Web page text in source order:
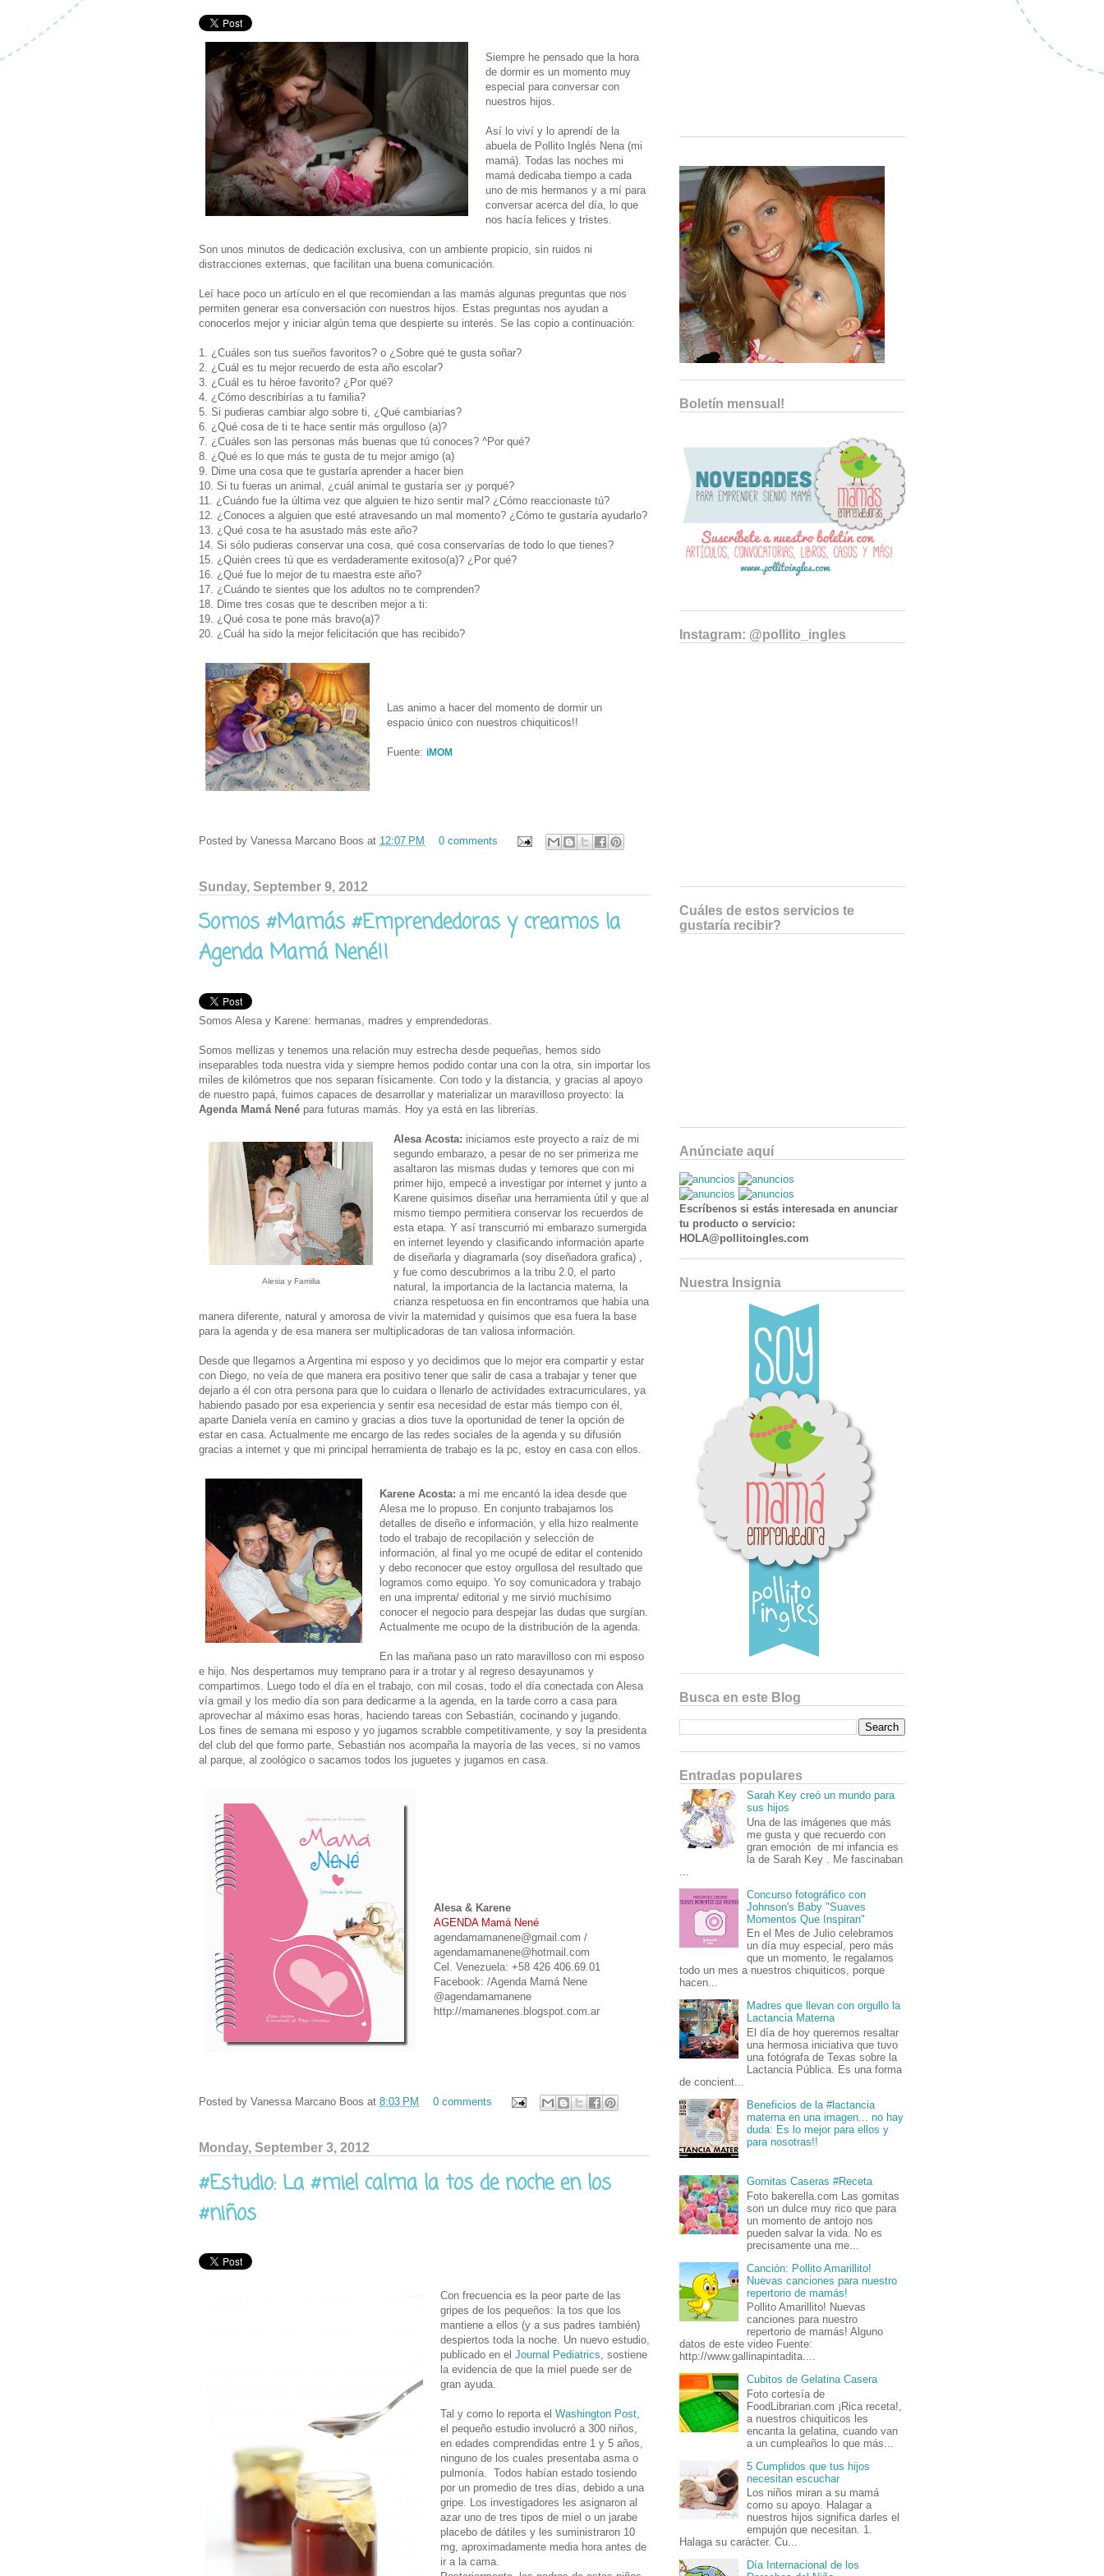
Siempre he pensado que la hora
de dormir es un momento muy
especial para conversar con
nuestros hijos.
Así lo viví y lo aprendí de la
abuela de Pollito Inglés Nena (mi
mamá). Todas las noches mi
mamá dedicaba tiempo a cada
uno de mis hermanos y a mí para
conversar acerca del día, lo que
nos hacía felices y tristes.
Son unos minutos de dedicación exclusiva, con un ambiente propicio, sin ruidos ni
distracciones externas, que facilitan una buena comunicación.
Leí hace poco un artículo en el que recomiendan a las mamás algunas preguntas que nos
permiten generar esa conversación con nuestros hijos. Estas preguntas nos ayudan a
conocerlos mejor y iniciar algún tema que despierte su interés. Se las copio a continuación:
1. ¿Cuáles son tus sueños favoritos? o ¿Sobre qué te gusta soñar?
2. ¿Cuál es tu mejor recuerdo de esta año escolar?
3. ¿Cuál es tu héroe favorito? ¿Por qué?
4. ¿Cómo describirías a tu familia?
5. Si pudieras cambiar algo sobre ti, ¿Qué cambiarías?
6. ¿Qué cosa de ti te hace sentir más orgulloso (a)?
7. ¿Cuáles son las personas más buenas que tú conoces? ^Por qué?
8. ¿Qué es lo que más te gusta de tu mejor amigo (a)
9. Dime una cosa que te gustaría aprender a hacer bien
10. Si tu fueras un animal, ¿cuál animal te gustaría ser ¡y porqué?
11. ¿Cuándo fue la última vez que alguien te hizo sentir mal? ¿Cómo reaccionaste tú?
12. ¿Conoces a alguien que esté atravesando un mal momento? ¿Cómo te gustaría ayudarlo?
13. ¿Qué cosa te ha asustado más este año?
14. Si sólo pudieras conservar una cosa, qué cosa conservarías de todo lo que tienes?
15. ¿Quién crees tú que es verdaderamente exitoso(a)? ¿Por qué?
16. ¿Qué fue lo mejor de tu maestra este año?
17. ¿Cuándo te sientes que los adultos no te comprenden?
18. Dime tres cosas que te describen mejor a ti:
19. ¿Qué cosa te pone más bravo(a)?
20. ¿Cuál ha sido la mejor felicitación que has recibido?
Las animo a hacer del momento de dormir un
espacio único con nuestros chiquiticos!!
Fuente: iMOM
Posted by Vanessa Marcano Boos at 12:07 PM 0 comments
Sunday, September 9, 2012
Somos #Mamás #Emprendedoras y creamos la
Agenda Mamá Nené!!
Somos Alesa y Karene: hermanas, madres y emprendedoras.
Somos mellizas y tenemos una relación muy estrecha desde pequeñas, hemos sido
inseparables toda nuestra vida y siempre hemos podido contar una con la otra, sin importar los
miles de kilómetros que nos separan físicamente. Con todo y la distancia, y gracias al apoyo
de nuestro papá, fuimos capaces de desarrollar y materializar un maravilloso proyecto: la
Agenda Mamá Nené para futuras mamás. Hoy ya está en las librerías.
Alesia y Familia
Alesa Acosta: iniciamos este proyecto a raíz de mi
segundo embarazo, a pesar de no ser primeriza me
asaltaron las mismas dudas y temores que con mi
primer hijo, empecé a investigar por internet y junto a
Karene quisimos diseñar una herramienta útil y que al
mismo tiempo permitiera conservar los recuerdos de
esta etapa. Y así transcurrió mi embarazo sumergida
en internet leyendo y clasificando información aparte
de diseñarla y diagramarla (soy diseñadora grafica) ,
y fue como descubrimos a la tribu 2.0, el parto
natural, la importancia de la lactancia materna, la
crianza respetuosa en fin encontramos que había una
manera diferente, natural y amorosa de vivir la maternidad y quisimos que esa fuera la base
para la agenda y de esa manera ser multiplicadoras de tan valiosa información.
Desde que llegamos a Argentina mi esposo y yo decidimos que lo mejor era compartir y estar
con Diego, no veía de que manera era positivo tener que salir de casa a trabajar y tener que
dejarlo a él con otra persona para que lo cuidara o llenarlo de actividades extracurriculares, ya
habiendo pasado por esa experiencia y sentir esa necesidad de estar más tiempo con él,
aparte Daniela venía en camino y gracias a dios tuve la oportunidad de tener la opción de
estar en casa. Actualmente me encargo de las redes sociales de la agenda y su difusión
gracias a internet y que mi principal herramienta de trabajo es la pc, estoy en casa con ellos.
Karene Acosta: a mí me encantó la idea desde que
Alesa me lo propuso. En conjunto trabajamos los
detalles de diseño e información, y ella hizo realmente
todo el trabajo de recopilación y selección de
información, al final yo me ocupé de editar el contenido
y debo reconocer que estoy orgullosa del resultado que
logramos como equipo. Yo soy comunicadora y trabajo
en una imprenta/ editorial y me sirvió muchísimo
conocer el negocio para despejar las dudas que surgían.
Actualmente me ocupo de la distribución de la agenda.
En las mañana paso un rato maravilloso con mi esposo
e hijo. Nos despertamos muy temprano para ir a trotar y al regreso desayunamos y
compartimos. Luego todo el día en el trabajo, con mil cosas, todo el día conectada con Alesa
vía gmail y los medio día son para dedicarme a la agenda, en la tarde corro a casa para
aprovechar al máximo esas horas, haciendo tareas con Sebastián, cocinando y jugando.
Los fines de semana mi esposo y yo jugamos scrabble competitivamente, y soy la presidenta
del club del que formo parte, Sebastián nos acompaña la mayoría de las veces, si no vamos
al parque, al zoológico o sacamos todos los juguetes y jugamos en casa.
Alesa & Karene
AGENDA Mamá Nené
agendamamanene@gmail.com /
agendamamanene@hotmail.com
Cel. Venezuela: +58 426 406.69.01
Facebook: /Agenda Mamá Nene
@agendamamanene
http://mamanenes.blogspot.com.ar
Posted by Vanessa Marcano Boos at 8:03 PM 0 comments
Monday, September 3, 2012
#Estudio: La #miel calma la tos de noche en los
#niños
Con frecuencia es la peor parte de las
gripes de los pequeños: la tos que los
mantiene a ellos (y a sus padres también)
despiertos toda la noche. Un nuevo estudio,
publicado en el Journal Pediatrics, sostiene
la evidencia de que la miel puede ser de
gran ayuda.
Tal y como lo reporta el Washington Post,
el pequeño estudio involucró a 300 niños,
en edades comprendidas entre 1 y 5 años,
ninguno de los cuales presentaba asma o
pulmonía. Todos habían estado tosiendo
por un promedio de tres días, debido a una
gripe. Los investigadores les asignaron al
azar uno de tres tipos de miel o un jarabe
placebo de dátiles y les suministraron 10
mg, aproximadamente media hora antes de
ir a la cama.
Boletín mensual!
Instagram: @pollito_ingles
Cuáles de estos servicios te
gustaría recibir?
Anúnciate aquí
Escríbenos si estás interesada en anunciar
tu producto o servicio:
HOLA@pollitoingles.com
Nuestra Insignia
Busca en este Blog
Entradas populares
Sarah Key creó un mundo para
sus hijos
Una de las imágenes que más
me gusta y que recuerdo con
gran emoción de mi infancia es
la de Sarah Key . Me fascinaban
Concurso fotográfico con
Johnson's Baby "Suaves
Momentos Que Inspiran"
En el Mes de Julio celebramos
un día muy especial, pero más
que un momento, le regalamos
todo un mes a nuestros chiquiticos, porque
hacen...
Madres que llevan con orgullo la
Lactancia Materna
El día de hoy queremos resaltar
una hermosa iniciativa que tuvo
una fotógrafa de Texas sobre la
Lactancia Pública. Es una forma
de concient...
Beneficios de la #lactancia
materna en una imagen... no hay
duda: Es lo mejor para ellos y
para nosotras!!
Gomitas Caseras #Receta
Foto bakerella.com Las gomitas
son un dulce muy rico que para
un momento de antojo nos
pueden salvar la vida. No es
precisamente una me...
Canción: Pollito Amarillito!
Nuevas canciones para nuestro
repertorio de mamás!
Pollito Amarillito! Nuevas
canciones para nuestro
repertorio de mamás! Alguno
datos de este video Fuente:
http://www.gallinapintadita....
Cubitos de Gelatina Casera
Foto cortesía de
FoodLibrarian.com ¡Rica receta!,
a nuestros chiquiticos les
encanta la gelatina, cuando van
a un cumpleaños lo que más...
5 Cumplidos que tus hijos
necesitan escuchar
Los niños miran a su mamá
como su apoyo. Halagar a
nuestros hijos significa darles el
empujón que necesitan. 1.
Halaga su carácter. Cu...
Día Internacional de los